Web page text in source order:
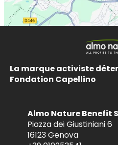
La marque activiste
Fondation Capellino
Almo Nature Benefit
Piazza dei Giustiniani 6
16123 Genova